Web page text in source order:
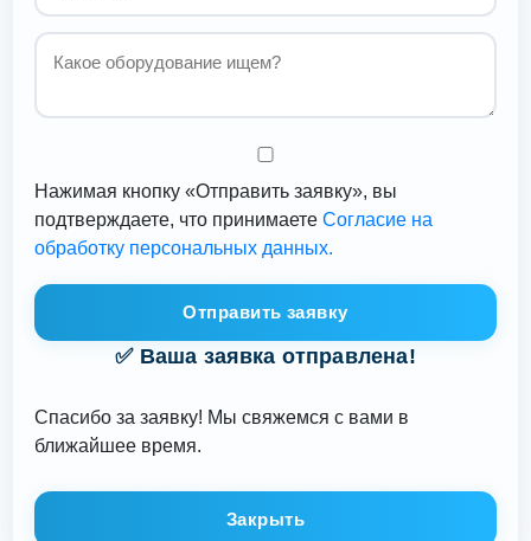
Нажимая кнопку «Отправить заявку», вы
подтверждаете, что принимаетеСогласие на
обработку персональных данных.
Отправить заявку
✅ Ваша заявка отправлена!
Спасибо за заявку! Мы свяжемся с вами в
ближайшее время.
Закрыть